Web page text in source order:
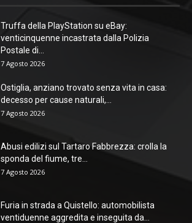
Truffa della PlayStation su eBay:
venticinquenne incastrata dalla Polizia
Postale di...
7 Agosto 2026
Ostiglia, anziano trovato senza vita in casa:
decesso per cause naturali,...
7 Agosto 2026
Abusi edilizi sul Tartaro Fabbrezza: crolla la
sponda del fiume, tre...
7 Agosto 2026
Furia in strada a Quistello: automobilista
ventiduenne aggredita e inseguita da...